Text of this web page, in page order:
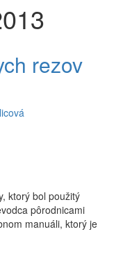
rezov
ktorý bol použitý
pôrodnicami
manuáli, ktorý je